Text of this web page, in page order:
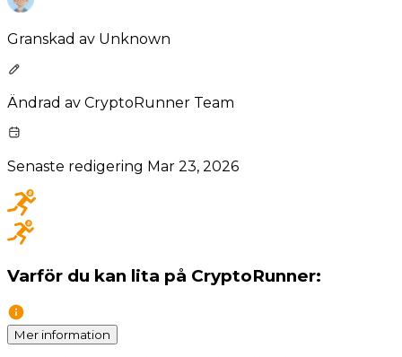
Granskad av Unknown
Ändrad av CryptoRunner Team
Senaste redigering Mar 23, 2026
Varför du kan lita på CryptoRunner:
Mer information